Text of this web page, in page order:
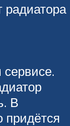
радиатора
В
придётся